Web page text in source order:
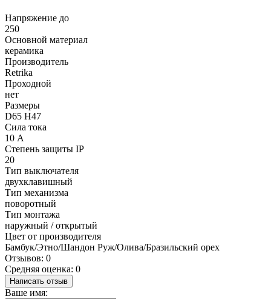
Напряжение до
250
Основной материал
керамика
Производитель
Retrika
Проходной
нет
Размеры
D65 H47
Сила тока
10 А
Степень защиты IP
20
Тип выключателя
двухклавишный
Тип механизма
поворотный
Тип монтажа
наружный / открытый
Цвет от производителя
Бамбук/Этно/Шандон Руж/Олива/Бразильский орех
Отзывов: 0
Средняя оценка: 0
Написать отзыв
Ваше имя: